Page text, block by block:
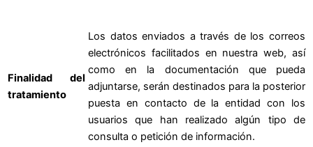
Finalidad del
tratamiento
Los datos enviados a través de los correos
electrónicos facilitados en nuestra web, así
como en la documentación que pueda
adjuntarse, serán destinados para la posterior
puesta en contacto de la entidad con los
usuarios que han realizado algún tipo de
consulta o petición de información.